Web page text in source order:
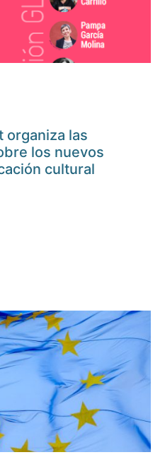
organiza las
los nuevos
cultural